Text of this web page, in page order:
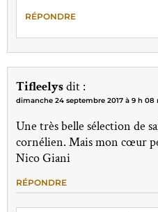
RÉPONDRE
Tifleelysdit :
dimanche 24 septembre 2017 à 9 h 08
Une très belle sélection de
cornélien. Mais mon cœur
Nico Giani
RÉPONDRE